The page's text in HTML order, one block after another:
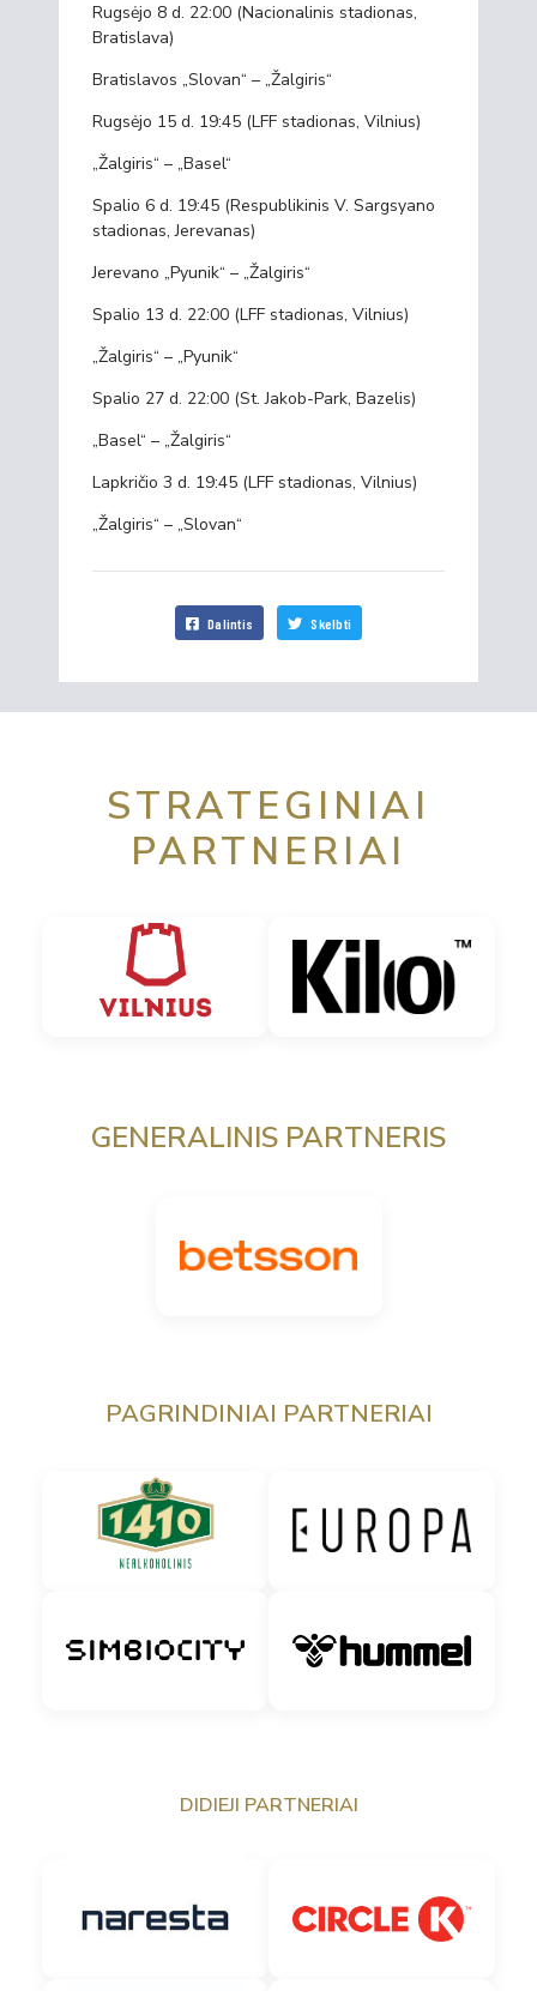
Rugsėjo 8 d. 22:00 (Nacionalinis stadionas,
Bratislava)
Bratislavos „Slovan“ – „Žalgiris“
Rugsėjo 15 d. 19:45 (LFF stadionas, Vilnius)
„Žalgiris“ – „Basel“
Spalio 6 d. 19:45 (Respublikinis V. Sargsyano
stadionas, Jerevanas)
Jerevano „Pyunik“ – „Žalgiris“
Spalio 13 d. 22:00 (LFF stadionas, Vilnius)
„Žalgiris“ – „Pyunik“
Spalio 27 d. 22:00 (St. Jakob-Park, Bazelis)
„Basel“ – „Žalgiris“
Lapkričio 3 d. 19:45 (LFF stadionas, Vilnius)
„Žalgiris“ – „Slovan“
Dalintis Skelbti
STRATEGINIAI
PARTNERIAI
GENERALINIS PARTNERIS
PAGRINDINIAI PARTNERIAI
DIDIEJI PARTNERIAI